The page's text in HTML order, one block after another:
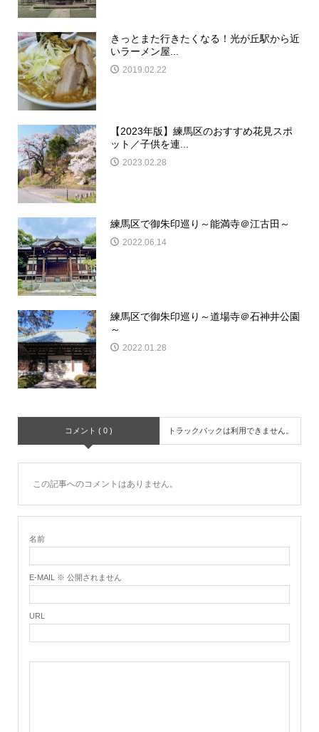
きっとまた行きたくなる！光が丘駅から近
いラーメン屋...
2019.02.22
【2023年版】練馬区のおすすめ花見スポ
ット／子供を連...
2023.02.28
練馬区で御朱印巡り～能満寺＠江古田～
2022.06.14
練馬区で御朱印巡り～道場寺＠石神井公園
～
2022.01.28
コメント ( 0 ) トラックバックは利用できません。
この記事へのコメントはありません。
名前
E-MAIL ※ 公開されません
URL